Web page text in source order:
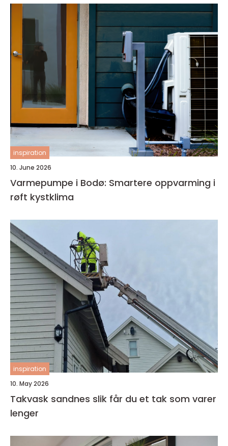
inspiration
10. June 2026
Varmepumpe i Bodø: Smartere oppvarming i
røft kystklima
inspiration
10. May 2026
Takvask sandnes slik får du et tak som varer
lenger